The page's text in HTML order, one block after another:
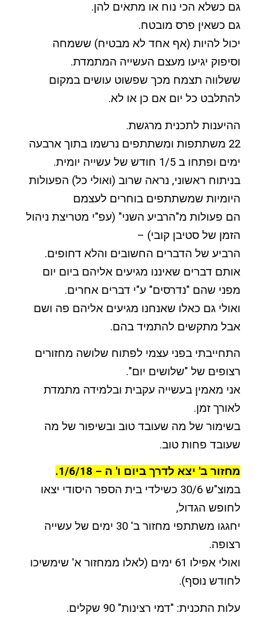
גם כשלא הכי נוח או מתאים להן.
גם כשאין פרס מובטח.
יכול להיות (אף אחד לא מבטיח) ששמחה
וסיפוק יגיעו מעצם העשייה המתמדת.
ששלווה תצמח מכך שפשוט עושים במקום
להתלבט כל יום אם כן או לא.
ההיענות לתכנית מרגשת.
22 משתתפות ומשתתפים נרשמו בתוך ארבעה
ימים ופתחו ב 1/5 חודש של עשייה יומית.
בניתוח ראשוני, נראה שרוב (ואולי כל) הפעולות
היומיות שמשתתפים בוחרים לעצמם
הם פעולות מ"הרביע השני" (עפ"י מטריצת ניהול
הזמן של סטיבן קובי) –
הרביע של הדברים החשובים והלא דחופים.
אותם דברים שאיננו מגיעים אליהם ביום יום
מפני שהם "נדרסים" ע"י דברים אחרים.
ואולי גם כאלו שאנחנו מגיעים אליהם פה ושם
אבל מתקשים להתמיד בהם.
התחייבתי בפני עצמי לפתוח שלושה מחזורים
רצופים של "שלושים יום".
אני מאמין בעשייה עקבית ובלמידה מתמדת
לאורך זמן.
בשימור של מה שעובד טוב ובשיפור של מה
שעובד פחות טוב.
מחזור ב' יצא לדרך ביום ו' ה – 1/6/18.
במוצ"ש 30/6 כשילדי בית הספר היסודי יצאו
לחופש הגדול,
יחגגו משתתפי מחזור ב' 30 ימים של עשייה
רצופה.
ואולי אפילו 61 ימים (לאלו ממחזור א' שימשיכו
לחודש נוסף).
עלות התכנית: "דמי רצינות" 90 שקלים.